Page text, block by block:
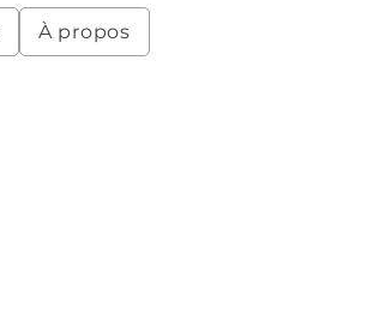
À propos